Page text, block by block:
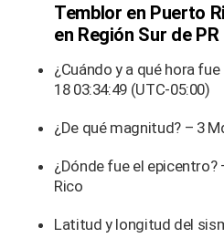
Temblor en Puerto
en Región Sur de PR
¿Cuándo y a qué hora
18 03:34:49 (UTC-05:00)
¿De qué magnitud? – 3
¿Dónde fue el epicentro?
Rico
Latitud y longitud del